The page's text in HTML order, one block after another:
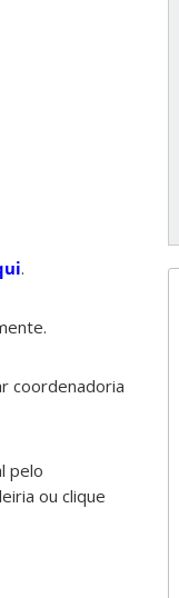
.
coordenadoria
pelo
ou clique